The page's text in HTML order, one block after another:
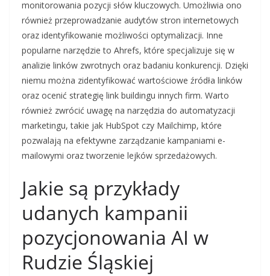
monitorowania pozycji słów kluczowych. Umożliwia ono
również przeprowadzanie audytów stron internetowych
oraz identyfikowanie możliwości optymalizacji. Inne
popularne narzędzie to Ahrefs, które specjalizuje się w
analizie linków zwrotnych oraz badaniu konkurencji. Dzięki
niemu można zidentyfikować wartościowe źródła linków
oraz ocenić strategię link buildingu innych firm. Warto
również zwrócić uwagę na narzędzia do automatyzacji
marketingu, takie jak HubSpot czy Mailchimp, które
pozwalają na efektywne zarządzanie kampaniami e-
mailowymi oraz tworzenie lejków sprzedażowych.
Jakie są przykłady
udanych kampanii
pozycjonowania AI w
Rudzie Śląskiej